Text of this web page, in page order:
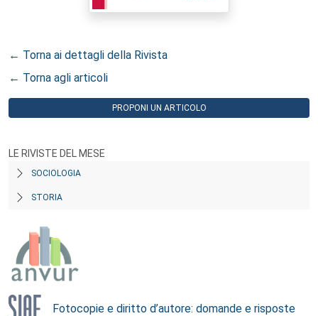
← Torna ai dettagli della Rivista
← Torna agli articoli
PROPONI UN ARTICOLO
LE RIVISTE DEL MESE
SOCIOLOGIA
STORIA
Fotocopie e diritto d’autore: domande e risposte